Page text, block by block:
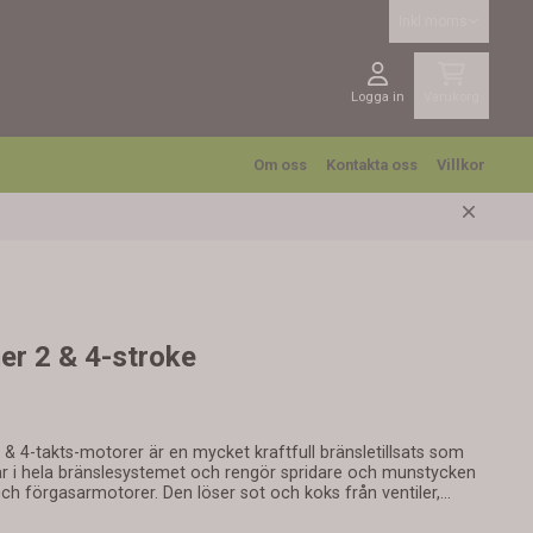
Logga in
Om oss Kontakta oss Villkor
2 & 4-stroke
kraftfull bränsletillsats som
i hela bränslesystemet och rengör spridare och munstycken
förgasarmotorer. Den löser sot och koks från ventiler,
smörjning av bränslepump och alla rörliga delar i hela